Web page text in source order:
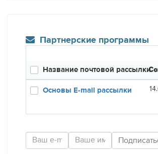
Партнерские программы
Название почтовой рассылки
Основы E-mail рассылки